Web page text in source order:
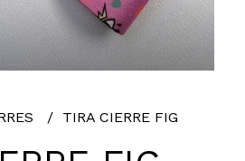
TIRA CIERRE FIG